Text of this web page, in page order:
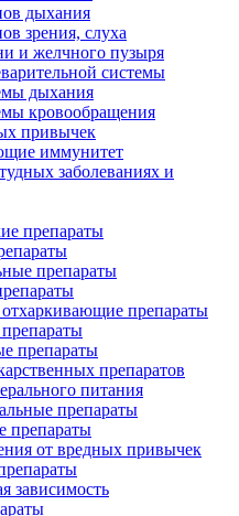
дыхания
зрения, слуха
и желчного пузыря
системы
дыхания
кровообращения
привычек
иммунитет
заболеваниях и
препараты
препараты
препараты
препараты
препаратов
питания
препараты
препараты
от вредных привычек
зависимость